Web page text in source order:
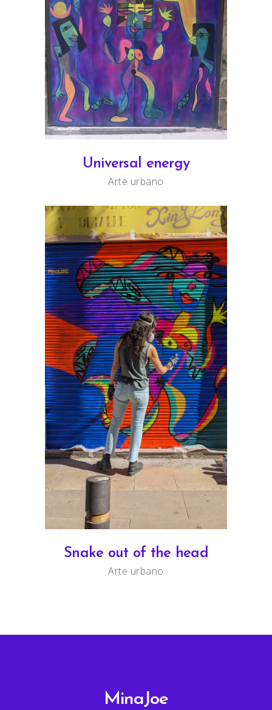
Universal energy
Arte urbano
Snake out of the head
Arte urbano
MinaJoe